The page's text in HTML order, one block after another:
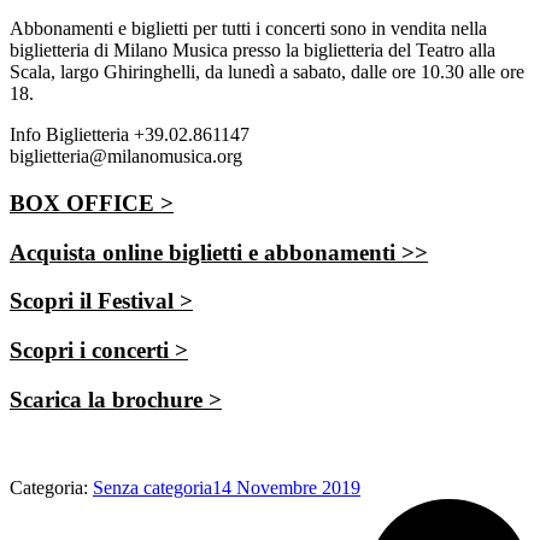
Abbonamenti e biglietti per tutti i concerti sono in vendita nella
biglietteria di Milano Musica presso la biglietteria del Teatro alla
Scala, largo Ghiringhelli, da lunedì a sabato, dalle ore 10.30 alle ore
18.
Info Biglietteria +39.02.861147
biglietteria@milanomusica.org
BOX OFFICE >
Acquista online biglietti e abbonamenti >>
Scopri il Festival >
Scopri i concerti >
Scarica la brochure >
Categoria: Senza categoria14 Novembre 2019